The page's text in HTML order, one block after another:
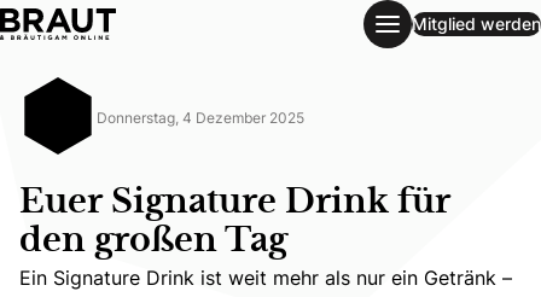
Mitglied werden
Donnerstag, 4 Dezember 2025
Euer Signature Drink für
den großen Tag
Ein Signature Drink ist weit mehr als nur ein Getränk –